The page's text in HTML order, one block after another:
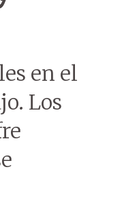
en el
Los